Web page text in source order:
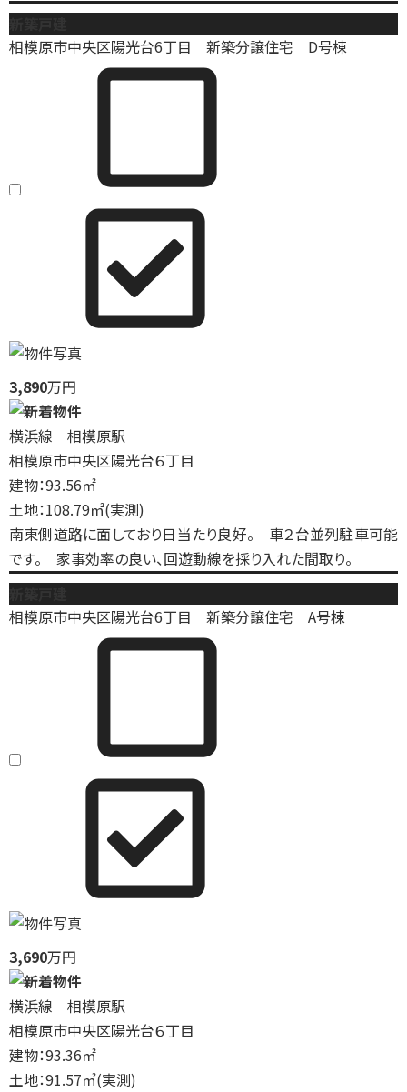
相模原市中央区陽光台6丁目 新築分譲住宅 D号棟
3,890万円
横浜線 相模原駅
相模原市中央区陽光台６丁目
建物：93.56㎡
土地：108.79㎡(実測)
南東側道路に面しており日当たり良好。 車２台並列駐車可能
です。 家事効率の良い、回遊動線を採り入れた間取り。
相模原市中央区陽光台6丁目 新築分譲住宅 A号棟
3,690万円
横浜線 相模原駅
相模原市中央区陽光台６丁目
建物：93.36㎡
土地：91.57㎡(実測)